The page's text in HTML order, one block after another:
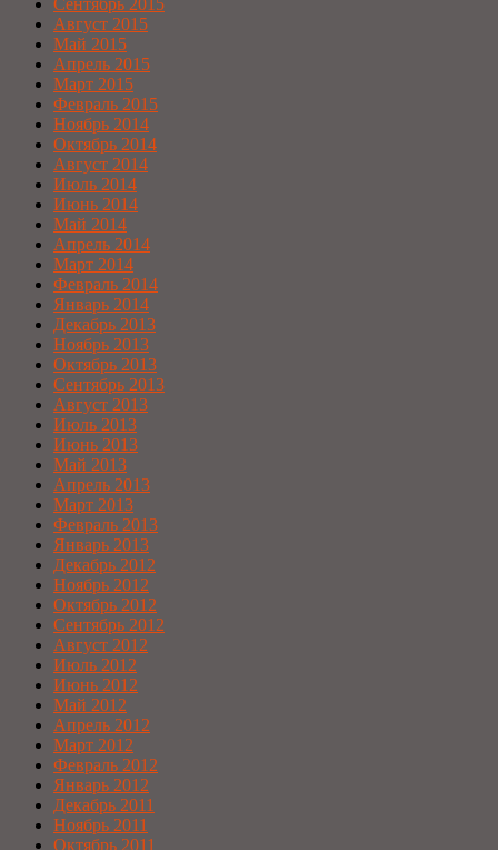
Август 2015
Май 2015
Апрель 2015
Март 2015
Февраль 2015
Ноябрь 2014
Октябрь 2014
Август 2014
Июль 2014
Июнь 2014
Май 2014
Апрель 2014
Март 2014
Февраль 2014
Январь 2014
Декабрь 2013
Ноябрь 2013
Октябрь 2013
Сентябрь 2013
Август 2013
Июль 2013
Июнь 2013
Май 2013
Апрель 2013
Март 2013
Февраль 2013
Январь 2013
Декабрь 2012
Ноябрь 2012
Октябрь 2012
Сентябрь 2012
Август 2012
Июль 2012
Июнь 2012
Май 2012
Апрель 2012
Март 2012
Февраль 2012
Январь 2012
Декабрь 2011
Ноябрь 2011
Октябрь 2011